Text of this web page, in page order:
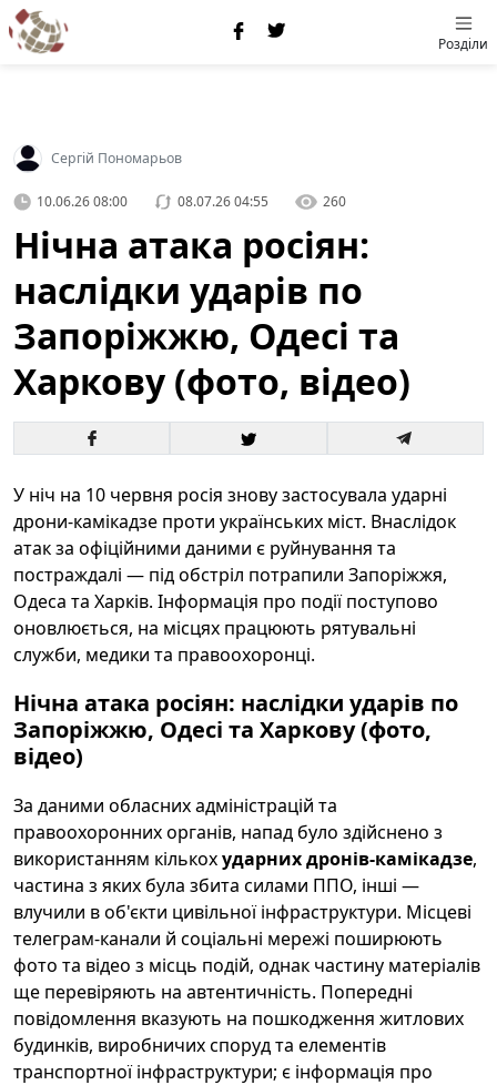
Розділи
Сергій Пономарьов
10.06.26 08:00 08.07.26 04:55 260
Нічна атака росіян:
наслідки ударів по
Запоріжжю, Одесі та
Харкову (фото, відео)
У ніч на 10 червня росія знову застосувала ударні
дрони-камікадзе проти українських міст. Внаслідок
атак за офіційними даними є руйнування та
постраждалі — під обстріл потрапили Запоріжжя,
Одеса та Харків. Інформація про події поступово
оновлюється, на місцях працюють рятувальні
служби, медики та правоохоронці.
Нічна атака росіян: наслідки ударів по
Запоріжжю, Одесі та Харкову (фото,
відео)
За даними обласних адміністрацій та
правоохоронних органів, напад було здійснено з
використанням кількохударних дронів-камікадзе,
частина з яких була збита силами ППО, інші —
влучили в об'єкти цивільної інфраструктури. Місцеві
телеграм-канали й соціальні мережі поширюють
фото та відео з місць подій, однак частину матеріалів
ще перевіряють на автентичність. Попередні
повідомлення вказують на пошкодження житлових
будинків, виробничих споруд та елементів
транспортної інфраструктури; є інформація про